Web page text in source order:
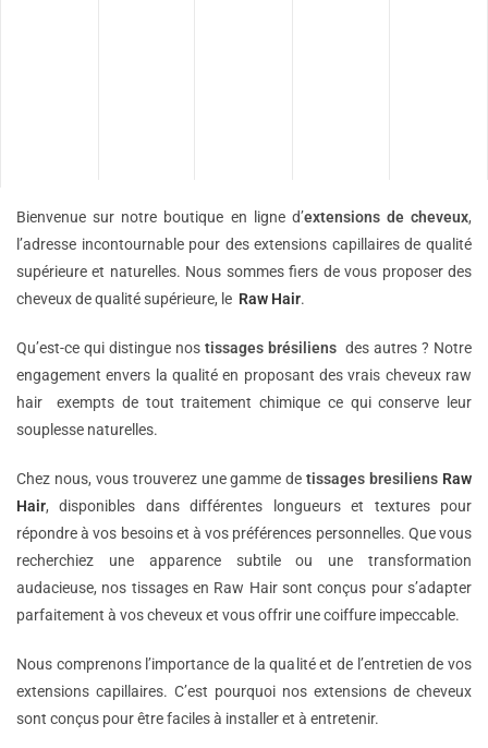
Bienvenue sur notre boutique en ligne d’extensions decheveux,
l’adresse incontournable pour des extensions capillaires de qualité
supérieure et naturelles. Nous sommes fiers de vous proposer des
cheveux de qualité supérieure, le Raw Hair.
Qu’est-ce qui distingue nos tissages brésiliens des autres ? Notre
engagement envers la qualité en proposant des vrais cheveux raw
hair exempts de tout traitement chimique ce qui conserve leur
souplesse naturelles.
Chez nous, vous trouverez une gamme detissages bresiliens Raw
Hair, disponibles dans différentes longueurs et textures pour
répondre à vos besoins et à vos préférences personnelles. Que vous
recherchiez une apparence subtile ou une transformation
audacieuse, nos tissages en Raw Hair sont conçus pour s’adapter
parfaitement à vos cheveux et vous offrir une coiffure impeccable.
Nous comprenons l’importance de la qualité et de l’entretien de vos
extensions capillaires. C’est pourquoi nos extensions de cheveux
sont conçus pour être faciles à installer et à entretenir.